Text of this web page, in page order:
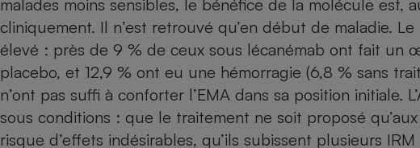
malades moins sensibles, le bénéfice de la molécule est,
cliniquement. Il n’est retrouvé qu’en début de maladie.
élevé : près de 9 % de ceux sous lécanémab ont fait un
placebo, et 12,9 % ont eu une hémorragie (6,8 % sans
n’ont pas suffi à conforter l’EMA dans sa position initiale.
sous conditions : que le traitement ne soit proposé
risque d’effets indésirables, qu’ils subissent plusieurs
Climatiseur -
Ventilateur
Antivirus